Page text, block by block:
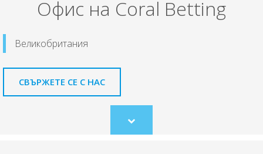
Офис на Coral Betting
Великобритания
СВЪРЖЕТЕ СЕ С НАС
Scroll
to